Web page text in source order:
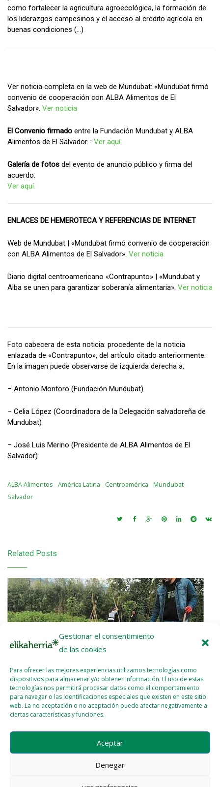
Gestionar el consentimiento
de las cookies
Para ofrecer las mejores experiencias utilizamos tecnologías como
dispositivos para almacenar y/o obtener información. El uso de estas
tecnologías nos permitirá procesar datos como el comportamiento
para navegar o las identificaciones especiales que existen en este sitio
web. La no aceptación o no aceptación puede afectar negativamente a
ciertas características y funciones.
Aceptar
Denegar
como fortalecer la agricultura agroecológica, la formación de
los liderazgos campesinos y el acceso al crédito agrícola en
buenas condiciones (…)
Ver noticia completa en la web de Mundubat: «Mundubat firmó
convenio de cooperación con ALBA Alimentos de El
Salvador». Ver noticia
El Convenio firmado entre la Fundación Mundubat y ALBA
Alimentos de El Salvador. : Ver aquí.
Galería de fotos del evento de anuncio público y firma del
acuerdo:
Ver aquí.
ENLACES DE HEMEROTECA Y REFERENCIAS DE INTERNET
Web de Mundubat | «Mundubat firmó convenio de cooperación
con ALBA Alimentos de El Salvador». Ver noticia
Diario digital centroamericano «Contrapunto» | «Mundubat y
Alba se unen para garantizar soberanía alimentaria». Ver noticia
Foto cabecera de esta noticia: procedente de la noticia
enlazada de «Contrapunto», del artículo citado anteriormente.
En la imagen puede observarse de izquierda derecha a:
– Antonio Montoro (Fundación Mundubat)
– Celia López (Coordinadora de la Delegación salvadoreña de
Mundubat)
– José Luis Merino (Presidente de ALBA Alimentos de El
Salvador)
ALBA Alimentos América Latina Centroamérica
Mundubat
Salvador
Related Posts
En marcha un nuevo proyecto para revitalizar el medio rural